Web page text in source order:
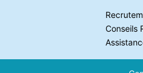
Conseils